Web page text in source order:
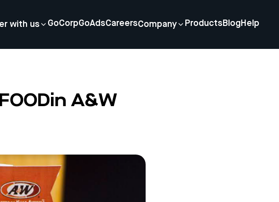
with us GoCorpGoAdsCareersCompany Products Blog Help
A&W